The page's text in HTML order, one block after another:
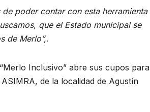
de poder contar con esta herramienta
que el Estado municipal se
de Merlo”,.
Inclusivo” abre sus cupos para
de la localidad de Agustín